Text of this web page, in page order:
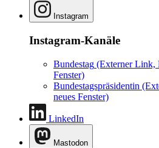
Instagram
Instagram-Kanäle
Bundestag (Externer Link,
Fenster)
Bundestagspräsidentin
neues Fenster)
LinkedIn
Mastodon